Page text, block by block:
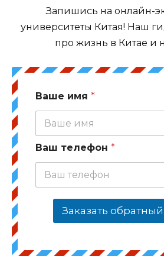
Запишись на онлайн-
университеты Китая! Наш
про жизнь в Китае и
Ваше имя *
Ваш телефон *
Заказать